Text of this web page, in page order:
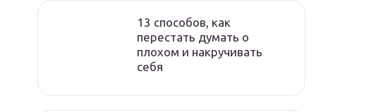
13 способов, как
перестать думать о
плохом и накручивать
себя